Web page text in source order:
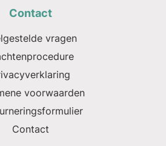
Contact
vragen
voorwaarden
Contact